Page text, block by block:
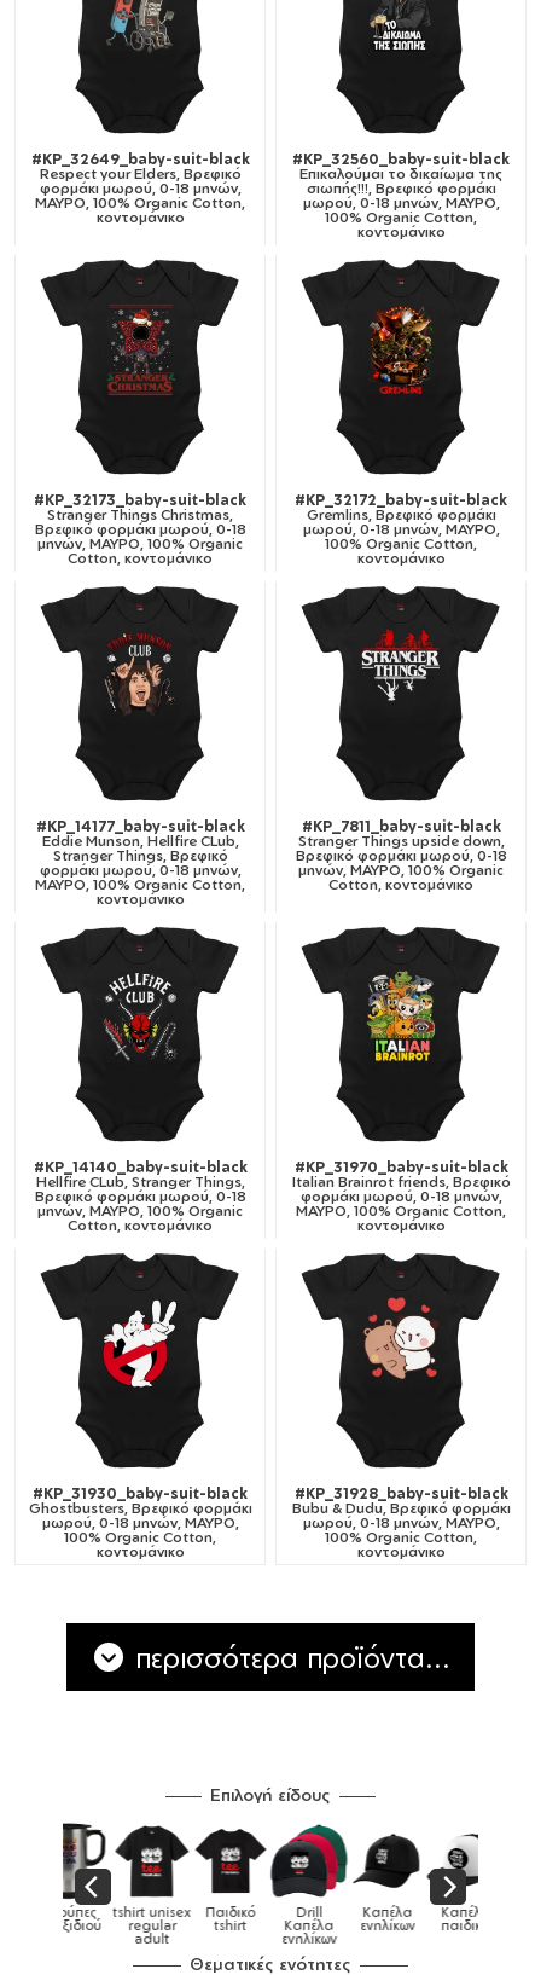
#KP_32649_baby-suit-black
Respect your Elders, Βρεφικό
φορμάκι μωρού, 0-18 μηνών,
ΜΑΥΡΟ, 100% Organic Cotton,
κοντομάνικο
#KP_32560_baby-suit-black
Επικαλούμαι το δικαίωμα της
σιωπής!!!, Βρεφικό φορμάκι
μωρού, 0-18 μηνών, ΜΑΥΡΟ,
100% Organic Cotton,
κοντομάνικο
#KP_32173_baby-suit-black
Stranger Things Christmas,
Βρεφικό φορμάκι μωρού, 0-18
μηνών, ΜΑΥΡΟ, 100% Organic
Cotton, κοντομάνικο
#KP_32172_baby-suit-black
Gremlins, Βρεφικό φορμάκι
μωρού, 0-18 μηνών, ΜΑΥΡΟ,
100% Organic Cotton,
κοντομάνικο
#KP_14177_baby-suit-black
Eddie Munson, Hellfire CLub,
Stranger Things, Βρεφικό
φορμάκι μωρού, 0-18 μηνών,
ΜΑΥΡΟ, 100% Organic Cotton,
κοντομάνικο
#KP_7811_baby-suit-black
Stranger Things upside down,
Βρεφικό φορμάκι μωρού, 0-18
μηνών, ΜΑΥΡΟ, 100% Organic
Cotton, κοντομάνικο
#KP_14140_baby-suit-black
Hellfire CLub, Stranger Things,
Βρεφικό φορμάκι μωρού, 0-18
μηνών, ΜΑΥΡΟ, 100% Organic
Cotton, κοντομάνικο
#KP_31970_baby-suit-black
Italian Brainrot friends, Βρεφικό
φορμάκι μωρού, 0-18 μηνών,
ΜΑΥΡΟ, 100% Organic Cotton,
κοντομάνικο
#KP_31930_baby-suit-black
Ghostbusters, Βρεφικό φορμάκι
μωρού, 0-18 μηνών, ΜΑΥΡΟ,
100% Organic Cotton,
κοντομάνικο
#KP_31928_baby-suit-black
Bubu & Dudu, Βρεφικό φορμάκι
μωρού, 0-18 μηνών, ΜΑΥΡΟ,
100% Organic Cotton,
κοντομάνικο
περισσότερα προϊόντα...
Επιλογή είδους
Drill
Καπέλα
ενηλίκων
Καπέλα
ενηλίκων
Καπέλα
παιδικά Κούπες Κούπες
ειδικές
Θεματικές ενότητες